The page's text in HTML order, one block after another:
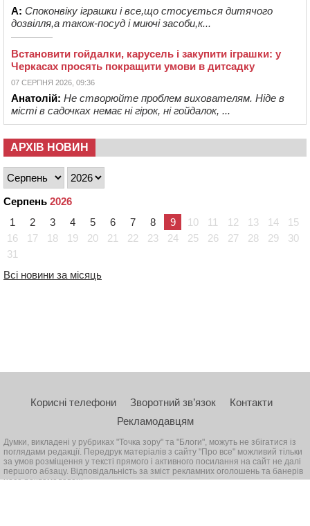
А: Споконвіку іграшки і все,що стосується дитячого
дозвілля,а також-посуд і миючі засоби,к...
Встановити гойдалки, карусель і закупити іграшки: у
Черкасах просять покращити умови в дитсадку
07 СЕРПНЯ 2026, 09:36
Анатолій: Не створюйте проблем вихователям. Ніде в
місті в садочках немає ні гірок, ні гойдалок, ...
АРХІВ НОВИН
Серпень 2026
1
2 3 4 5 6 7 8 9 10 11 12 13 14
15
16
17 18 19 20 21 22 23 24 25 26 27 28 29
30
31
Всі новини за місяць
Корисні телефони Зворотний зв’язок
Контакти
Рекламодавцям
Думки, викладені у рубриках "Точка зору" та "Блоги", можуть не збігатися із
поглядами редакції. Передрук матеріалів з сайту "Про все" можливий тільки
за умов розміщення у тексті прямого і активного посилання на сайт не далі
першого абзацу. Відповідальність за зміст рекламних оголошень та банерів
несе рекламодавець